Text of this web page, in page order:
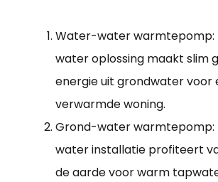
Water-water warmtepomp:
water oplossing maakt slim
energie uit grondwater voor
verwarmde woning.
Grond-water warmtepomp:
water installatie profiteert
de aarde voor warm